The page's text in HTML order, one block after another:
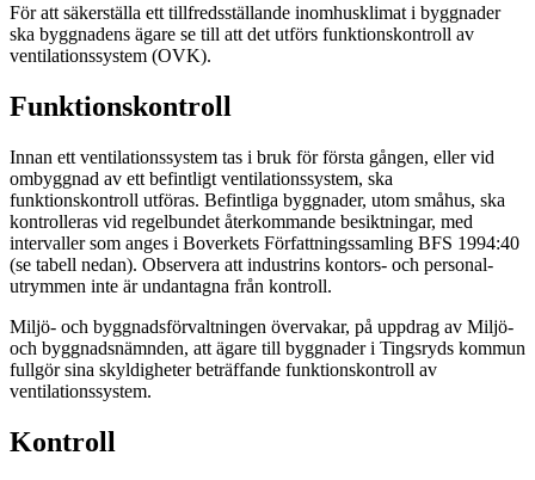
För att säkerställa ett tillfredsställande inomhusklimat i byggnader
ska byggnadens ägare se till att det utförs funktionskontroll av
ventilationssystem (OVK).
Funktionskontroll
Innan ett ventilationssystem tas i bruk för första gången, eller vid
ombyggnad av ett befintligt ventilationssystem, ska
funktionskontroll utföras. Befintliga byggnader, utom småhus, ska
kontrolleras vid regelbundet återkommande besiktningar, med
intervaller som anges i Boverkets Författningssamling BFS 1994:40
(se tabell nedan). Observera att industrins kontors- och personal-
utrymmen inte är undantagna från kontroll.
Miljö- och byggnadsförvaltningen övervakar, på uppdrag av Miljö-
och byggnadsnämnden, att ägare till byggnader i Tingsryds kommun
fullgör sina skyldigheter beträffande funktionskontroll av
ventilationssystem.
Kontroll